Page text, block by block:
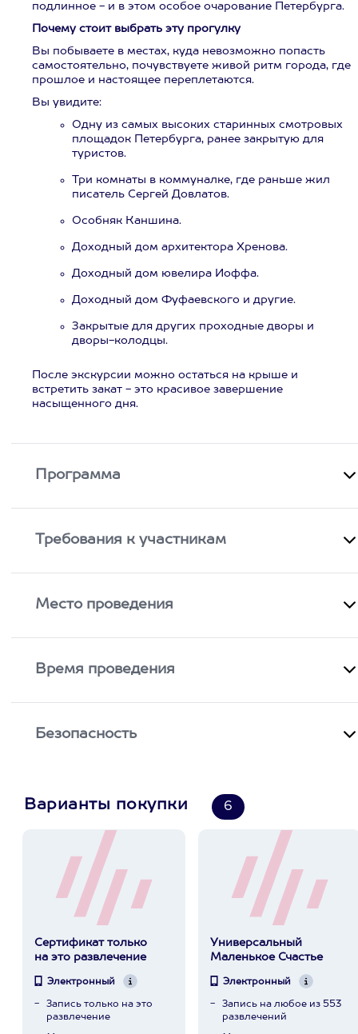
подлинное - и в этом особое очарование Петербурга.
Почему стоит выбрать эту прогулку
Вы побываете в местах, куда невозможно попасть
самостоятельно, почувствуете живой ритм города, где
прошлое и настоящее переплетаются.
Вы увидите:
Одну из самых высоких старинных смотровых
площадок Петербурга, ранее закрытую для
туристов.
Три комнаты в коммуналке, где раньше жил
писатель Сергей Довлатов.
Особняк Каншина.
Доходный дом архитектора Хренова.
Доходный дом ювелира Иоффа.
Доходный дом Фуфаевского и другие.
Закрытые для других проходные дворы и
дворы-колодцы.
После экскурсии можно остаться на крыше и
встретить закат - это красивое завершение
насыщенного дня.
Программа
Требования к участникам
Место проведения
Время проведения
Безопасность
Варианты покупки 6
Сертификат только
на это развлечение
Электронный
Запись только на это
развлечение
Универсальный
Маленькое Счастье
Электронный
Запись на любое из 553
развлечений